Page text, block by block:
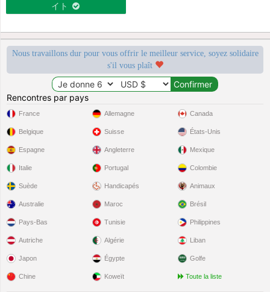
イト
Nous travaillons dur pour vous offrir le meilleur service, soyez solidaire
s'il vous plaît
Rencontres par pays
France
Belgique
Espagne
Italie
Suède
Allemagne
Suisse
Angleterre
Portugal
Handicapés
Canada
États-Unis
Mexique
Colombie
Animaux
Australie
Pays-Bas
Autriche
Japon
Chine
Maroc
Tunisie
Algérie
Égypte
Koweït
Brésil
Philippines
Liban
Golfe
Toute la liste